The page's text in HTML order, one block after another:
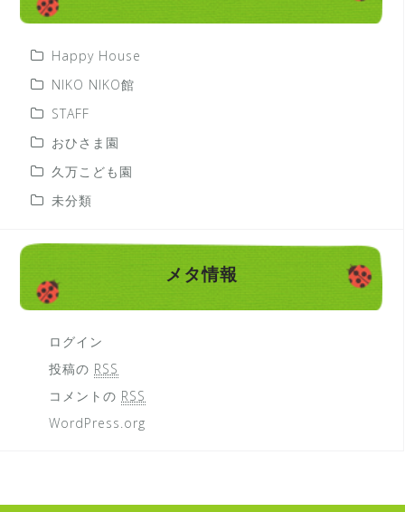
Happy House
NIKO NIKO館
STAFF
おひさま園
久万こども園
未分類
メタ情報
ログイン
投稿の RSS
コメントの RSS
WordPress.org